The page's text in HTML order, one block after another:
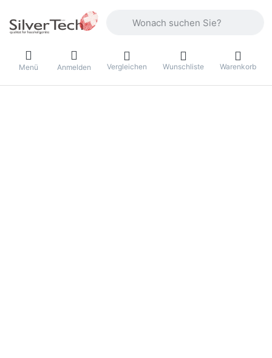
Menü Anmelden Vergleichen Wunschliste Warenkorb